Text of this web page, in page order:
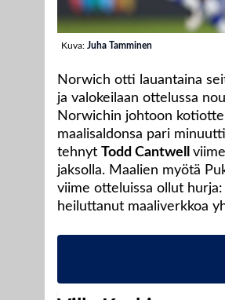
Kuva: Juha Tamminen
Norwich otti lauantaina
ja valokeilaan ottelussa
Norwichin johtoon
maalisaldonsa pari
tehnyt Todd Cantwell
jaksolla. Maalien myötä
viime otteluissa ollut
heiluttanut maaliverkkoa